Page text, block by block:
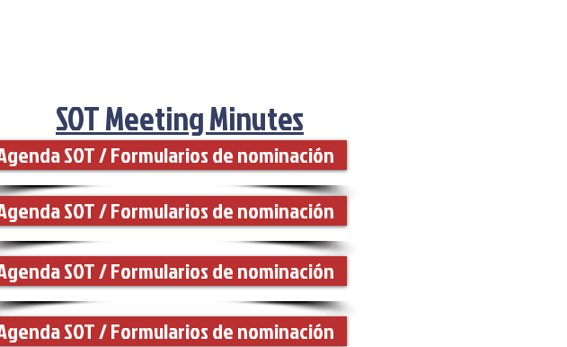
SOT Meeting Minutes
SOT / Formularios de nominación
SOT / Formularios de nominación
SOT / Formularios de nominación
SOT / Formularios de nominación